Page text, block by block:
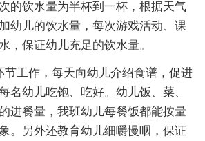
的饮水量为半杯到一杯，根据天气
幼儿的饮水量，每次游戏活动、课
，保证幼儿充足的饮水量。
节工作，每天向幼儿介绍食谱，促进
名幼儿吃饱、吃好。幼儿饭、菜、
进餐量，我班幼儿每餐饭都能按量
。另外还教育幼儿细嚼慢咽，保证